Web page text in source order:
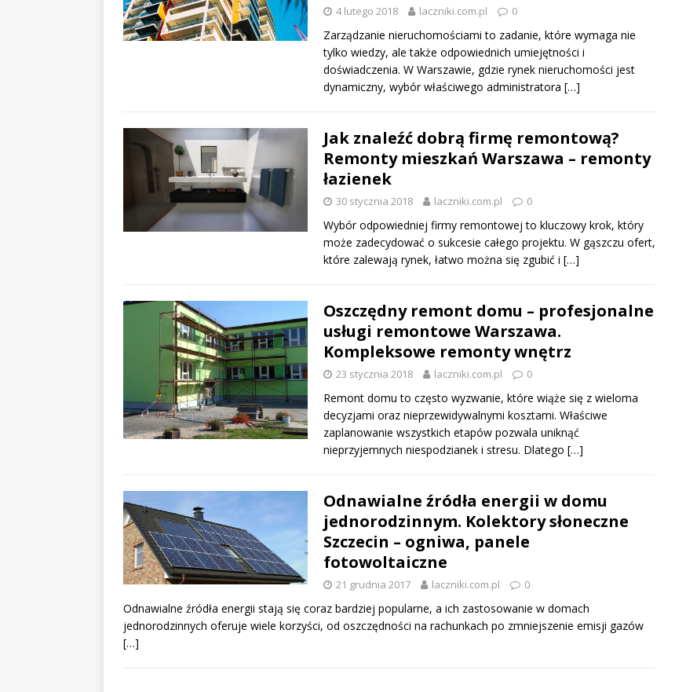
4 lutego 2018 laczniki.com.pl 0
Zarządzanie nieruchomościami to zadanie, które wymaga nie
tylko wiedzy, ale także odpowiednich umiejętności i
doświadczenia. W Warszawie, gdzie rynek nieruchomości jest
dynamiczny, wybór właściwego administratora […]
Jak znaleźć dobrą firmę remontową?
Remonty mieszkań Warszawa – remonty
łazienek
30 stycznia 2018 laczniki.com.pl 0
Wybór odpowiedniej firmy remontowej to kluczowy krok, który
może zadecydować o sukcesie całego projektu. W gąszczu ofert,
które zalewają rynek, łatwo można się zgubić i […]
Oszczędny remont domu – profesjonalne
usługi remontowe Warszawa.
Kompleksowe remonty wnętrz
23 stycznia 2018 laczniki.com.pl 0
Remont domu to często wyzwanie, które wiąże się z wieloma
decyzjami oraz nieprzewidywalnymi kosztami. Właściwe
zaplanowanie wszystkich etapów pozwala uniknąć
nieprzyjemnych niespodzianek i stresu. Dlatego […]
Odnawialne źródła energii w domu
jednorodzinnym. Kolektory słoneczne
Szczecin – ogniwa, panele
fotowoltaiczne
21 grudnia 2017 laczniki.com.pl 0
Odnawialne źródła energii stają się coraz bardziej popularne, a ich zastosowanie w domach
jednorodzinnych oferuje wiele korzyści, od oszczędności na rachunkach po zmniejszenie emisji gazów
[…]